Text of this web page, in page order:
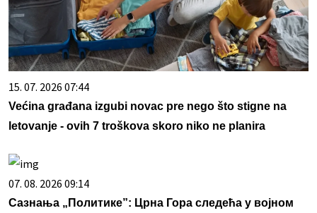
15. 07. 2026 07:44
Većina građana izgubi novac pre nego što stigne na
letovanje - ovih 7 troškova skoro niko ne planira
07. 08. 2026 09:14
Сазнања „Политике”: Црна Гора следећа у војном